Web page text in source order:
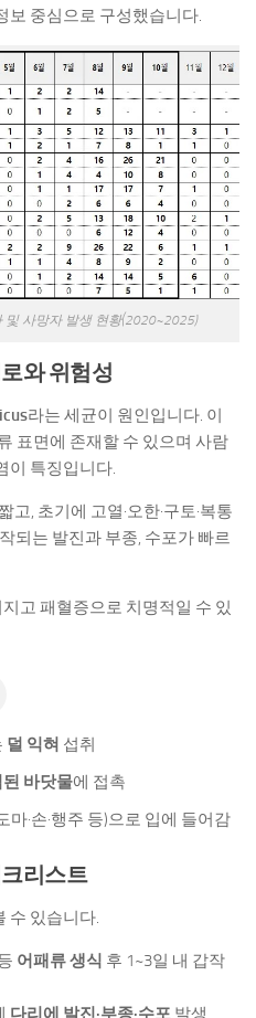
보 중심으로 구성했습니다.
사망자 발생 현황(2020~2025)
와 위험성
라는 세균이 원인입니다. 이
표면에 존재할 수 있으며 사람
이 특징입니다.
, 초기에 고열·오한·구토·복통
되는 발진과 부종, 수포가 빠르
고 패혈증으로 치명적일 수 있
덜 익혀 섭취
바닷물에 접촉
마·손·행주 등)으로 입에 들어감
리스트
수 있습니다.
어패류 생식 후 1~3일 내 갑작
다리에 발진·부종·수포 발생